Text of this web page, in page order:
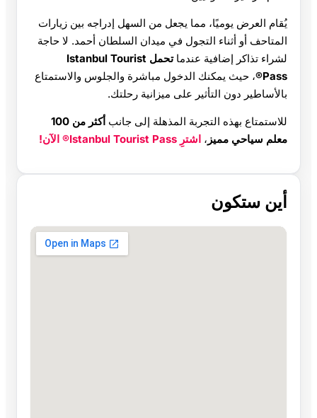
يُقام العرض يوميًا، مما يجعل من السهل إدراجه بين زيارات
المتاحف أو أثناء التجول في ميدان السلطان أحمد. لا حاجة
لشراء تذاكر إضافية عندما
تحمل Istanbul Tourist
Pass®
، حيث يمكنك الدخول مباشرة والجلوس والاستمتاع
بالأساطير دون التأثير على ميزانية رحلتك.
للاستمتاع بهذه التجربة المذهلة إلى جانب
أكثر من 100
معلم سياحي مميز ، اشترِ Istanbul Tourist Pass® الآن!
أين ستكون